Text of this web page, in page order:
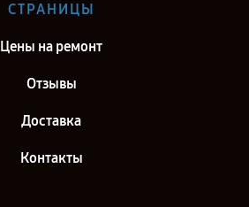
СТРАНИЦЫ
Цены на ремонт
Отзывы
Доставка
Контакты